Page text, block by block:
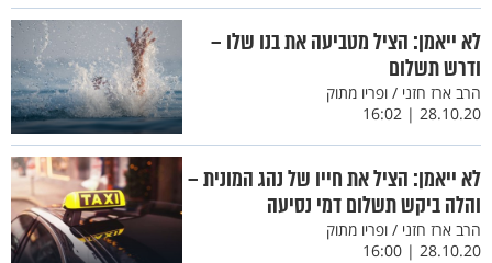
לא ייאמן: הציל מטביעה את בנו שלו –
ודרש תשלום
הרב ארז חזני / ופריו מתוק
28.10.20 | 16:02
לא ייאמן: הציל את חייו של נהג המונית –
והלה ביקש תשלום דמי נסיעה
הרב ארז חזני / ופריו מתוק
28.10.20 | 16:00